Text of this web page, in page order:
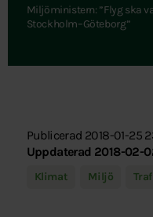
Miljöministern: ”Flyg ska
Stockholm–Göteborg”
Publicerad 2018-01-25
Uppdaterad 2018-02-
Klimat Miljö